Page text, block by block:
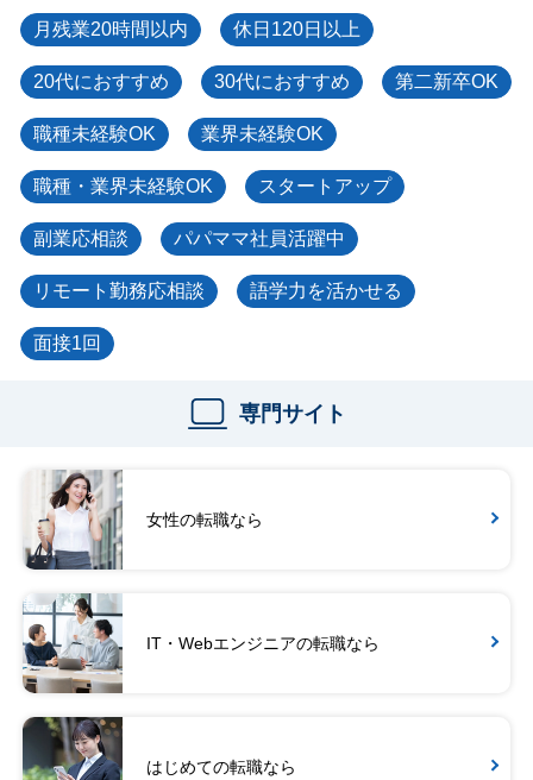
月残業20時間以内 休日120日以上
20代におすすめ 30代におすすめ 第二新卒OK
職種未経験OK 業界未経験OK
職種・業界未経験OK スタートアップ
副業応相談 パパママ社員活躍中
リモート勤務応相談 語学力を活かせる
面接1回
専門サイト
女性の転職なら
IT・Webエンジニアの転職なら
はじめての転職なら